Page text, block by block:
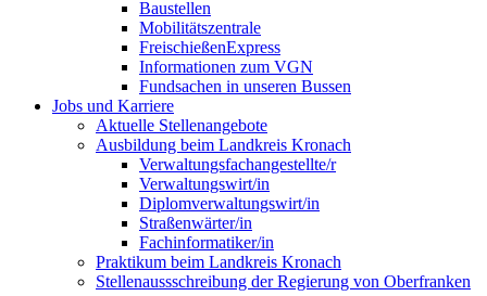
Baustellen
Mobilitätszentrale
FreischießenExpress
Informationen zum VGN
Fundsachen in unseren Bussen
Jobs und Karriere
Aktuelle Stellenangebote
Ausbildung beim Landkreis Kronach
Verwaltungsfachangestellte/r
Verwaltungswirt/in
Diplomverwaltungswirt/in
Straßenwärter/in
Fachinformatiker/in
Praktikum beim Landkreis Kronach
Stellenaussschreibung der Regierung von Oberfranken